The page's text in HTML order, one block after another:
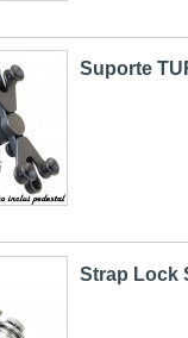
Suporte
Strap Lock